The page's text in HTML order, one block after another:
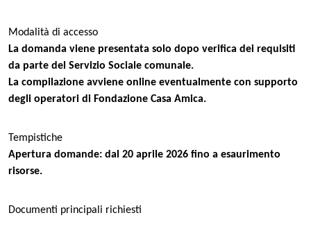
Modalità di accesso
La domanda viene presentata solo dopo verifica dei requisiti
da parte del Servizio Sociale comunale.
La compilazione avviene online eventualmente con supporto
degli operatori di Fondazione Casa Amica.
Tempistiche
Apertura domande: dal 20 aprile 2026 fino a esaurimento
risorse.
Documenti principali richiesti